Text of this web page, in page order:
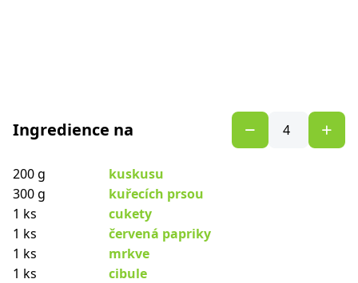
Ingredience na
200 g
kuskusu
300 g
kuřecích prsou
1 ks
cukety
1 ks
červená papriky
1 ks
mrkve
1 ks
cibule